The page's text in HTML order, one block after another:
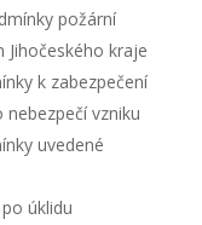
požární
kraje
k zabezpečení
vzniku
uvedené
úklidu